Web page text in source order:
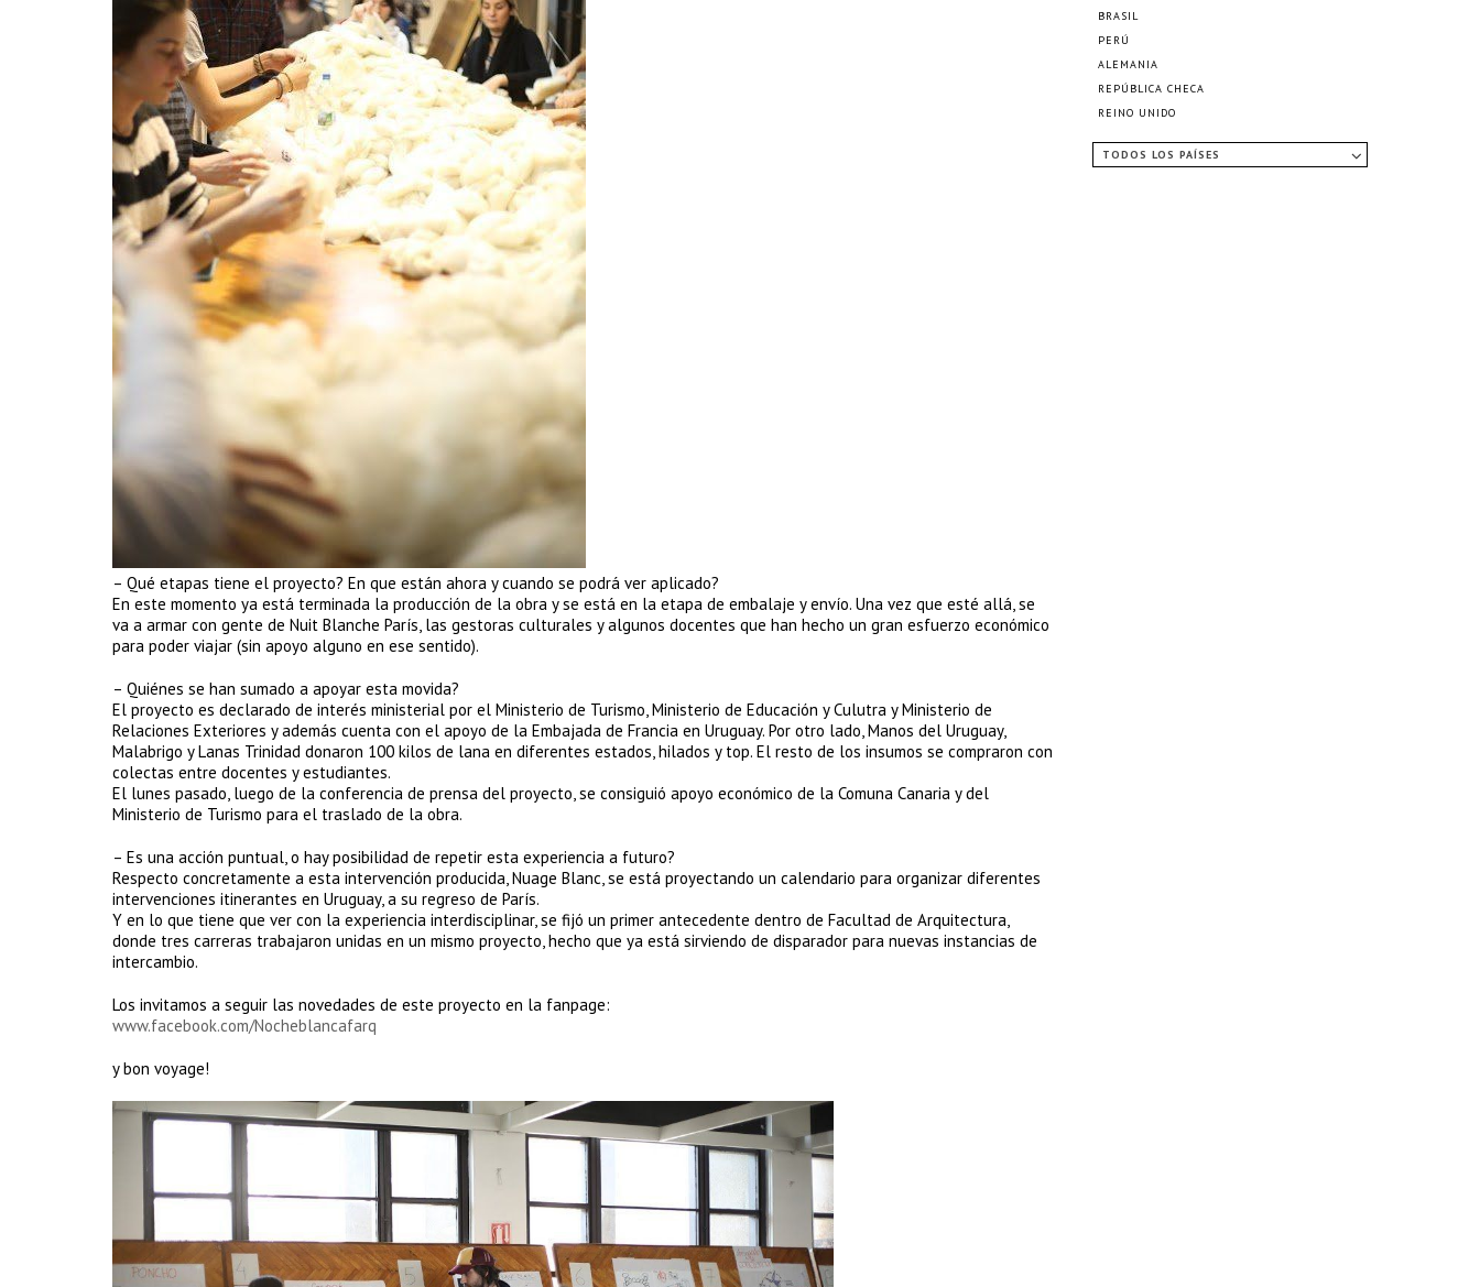
– Qué etapas tiene el proyecto? En que están ahora y cuando se podrá ver aplicado?
En este momento ya está terminada la producción de la obra y se está en la etapa de embalaje y envío. Una vez que esté allá, se
va a armar con gente de Nuit Blanche París, las gestoras culturales y algunos docentes que han hecho un gran esfuerzo económico
para poder viajar (sin apoyo alguno en ese sentido).
– Quiénes se han sumado a apoyar esta movida?
El proyecto es declarado de interés ministerial por el Ministerio de Turismo, Ministerio de Educación y Culutra y Ministerio de
Relaciones Exteriores y además cuenta con el apoyo de la Embajada de Francia en Uruguay. Por otro lado, Manos del Uruguay,
Malabrigo y Lanas Trinidad donaron 100 kilos de lana en diferentes estados, hilados y top. El resto de los insumos se compraron con
colectas entre docentes y estudiantes.
El lunes pasado, luego de la conferencia de prensa del proyecto, se consiguió apoyo económico de la Comuna Canaria y del
Ministerio de Turismo para el traslado de la obra.
– Es una acción puntual, o hay posibilidad de repetir esta experiencia a futuro?
Respecto concretamente a esta intervención producida, Nuage Blanc, se está proyectando un calendario para organizar diferentes
intervenciones itinerantes en Uruguay, a su regreso de París.
Y en lo que tiene que ver con la experiencia interdisciplinar, se fijó un primer antecedente dentro de Facultad de Arquitectura,
donde tres carreras trabajaron unidas en un mismo proyecto, hecho que ya está sirviendo de disparador para nuevas instancias de
intercambio.
Los invitamos a seguir las novedades de este proyecto en la fanpage:
www.facebook.com/Nocheblancafarq
y bon voyage!
BRASIL
PERÚ
ALEMANIA
REPÚBLICA CHECA
REINO UNIDO
TODOS LOS PAÍSES